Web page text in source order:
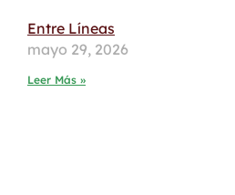
Entre Líneas
mayo 29, 2026
Leer Más »